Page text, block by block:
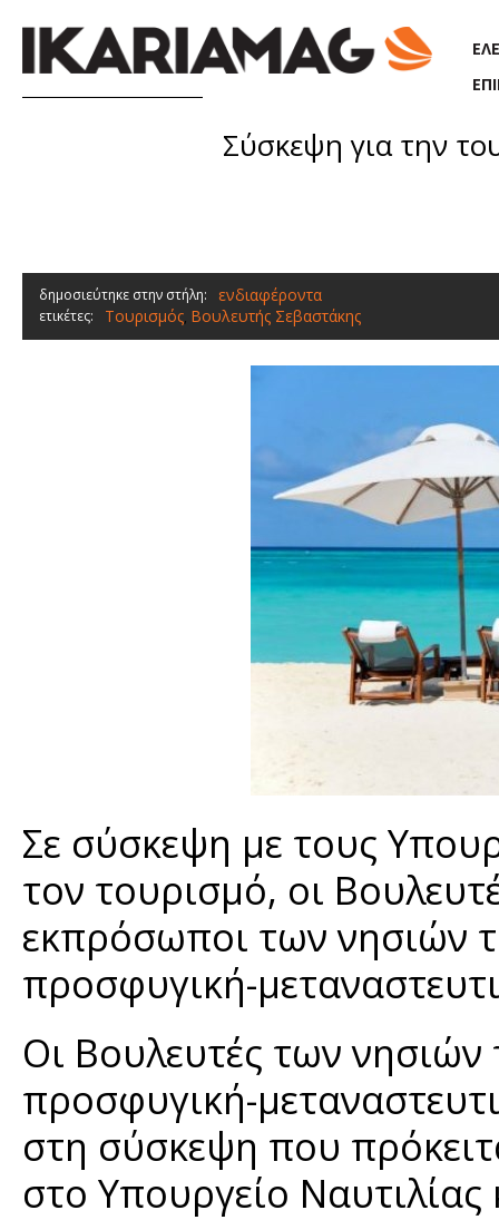
Σύσκεψη για την
δημοσιεύτηκε στην στήλη: ενδιαφέροντα
ετικέτες: Τουρισμός, Βουλευτής Σεβαστάκης
Σε σύσκεψη με τους
τον τουρισμό, οι
εκπρόσωποι των νησιών
προσφυγική-
Οι Βουλευτές των
προσφυγική-
στη σύσκεψη που
στο Υπουργείο Ναυτιλίας